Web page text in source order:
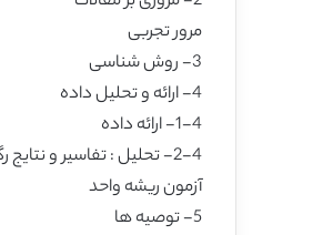
مرور تجربی
3- روش شناسی
4- ارائه و تحلیل داده
1-4- ارائه داده
2-4- تحلیل : تفاسیر و نتایج رگرسیون
آزمون ریشه واحد
5- توصیه ها